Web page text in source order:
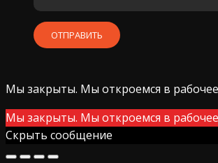
Мы закрыты. Мы откроемся в
Мы закрыты. Мы откроемся в
Скрыть сообщение